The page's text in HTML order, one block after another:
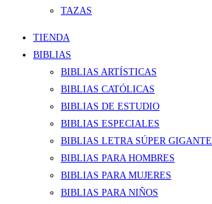
TAZAS
TIENDA
BIBLIAS
BIBLIAS ARTÍSTICAS
BIBLIAS CATÓLICAS
BIBLIAS DE ESTUDIO
BIBLIAS ESPECIALES
BIBLIAS LETRA SÚPER GIGANTE
BIBLIAS PARA HOMBRES
BIBLIAS PARA MUJERES
BIBLIAS PARA NIÑOS